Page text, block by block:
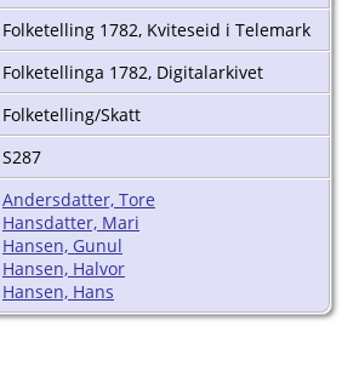
Folketelling 1782, Kviteseid i Telemark
Folketellinga 1782, Digitalarkivet
Folketelling/Skatt
S287
Andersdatter, Tore
Hansdatter, Mari
Hansen, Gunul
Hansen, Halvor
Hansen, Hans